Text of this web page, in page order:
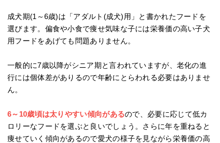
成犬期(1～6歳)は「アダルト(成犬)用」と書かれたフードを
選びます。偏食や小食で痩せ気味な子には栄養価の高い子犬
用フードをあげても問題ありません。
一般的に7歳以降がシニア期と言われていますが、老化の進
行には個体差がありるので年齢にとらわれる必要はありませ
ん。
6～10歳頃は太りやすい傾向があるので、必要に応じて低カ
ロリーなフードを選ぶと良いでしょう。さらに年を重ねると
痩せていく傾向があるので愛犬の様子を見ながら栄養価の高